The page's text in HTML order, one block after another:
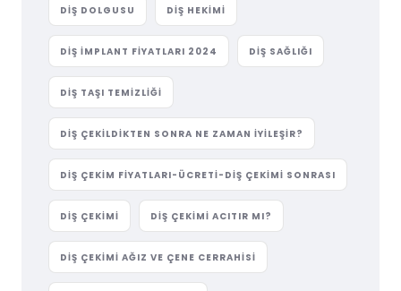
DIŞ DOLGUSU DIŞ HEKIMI
DIŞ IMPLANT FIYATLARI 2024 DIŞ SAĞLIĞI
DIŞ TAŞI TEMIZLIĞI
DIŞ ÇEKILDIKTEN SONRA NE ZAMAN İYILEŞIR?
DIŞ ÇEKIM FIYATLARI-ÜCRETI-DIŞ ÇEKIMI SONRASI
DIŞ ÇEKIMI DIŞ ÇEKIMI ACITIR MI?
DIŞ ÇEKIMI AĞIZ VE ÇENE CERRAHISI